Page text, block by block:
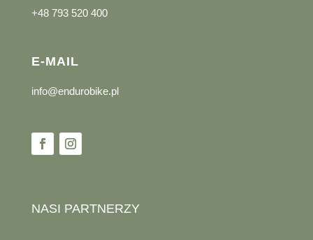
+48 793 520 400
E-MAIL
info@endurobike.pl
NASI PARTNERZY